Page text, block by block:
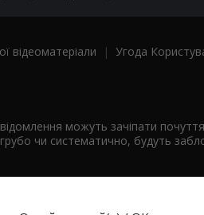
відеоматеріали | Угода
можуть зачіпати
чи систематично, будуть